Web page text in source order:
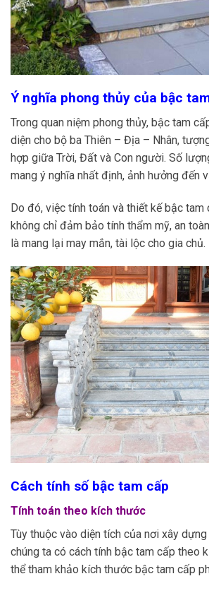
Ý nghĩa phong thủy của bậc
Trong quan niệm phong thủy, bậc tam
diện cho bộ ba Thiên – Địa – Nhân,
hợp giữa Trời, Đất và Con người. Số
mang ý nghĩa nhất định, ảnh hưởng đến
Do đó, việc tính toán và thiết kế bậc tam
không chỉ đảm bảo tính thẩm mỹ, an
là mang lại may mắn, tài lộc cho gia chủ.
Cách tính số bậc tam cấp
Tính toán theo kích thước
Tùy thuộc vào diện tích của nơi xây
chúng ta có cách tính bậc tam cấp theo
thể tham khảo kích thước bậc tam cấp